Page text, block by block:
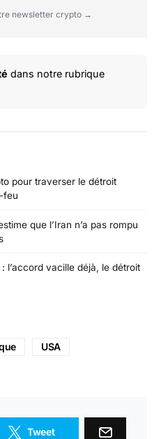
newsletter crypto →
dans notre rubrique
pour traverser le détroit
feu
que l’Iran n’a pas rompu
l’accord vacille déjà, le détroit
USA
Tweet